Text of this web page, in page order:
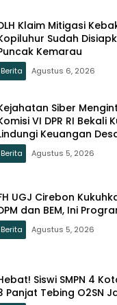
Klaim Mitigasi
Sudah
Kemarau
Berita Agustus 6, 2026
Siber
VI DPR RI Bekali
Keuangan
Berita Agustus 5, 2026
UGJ Cirebon
dan BEM, Ini
Berita Agustus 5, 2026
Siswi SMPN 4
Panjat Tebing O2SN